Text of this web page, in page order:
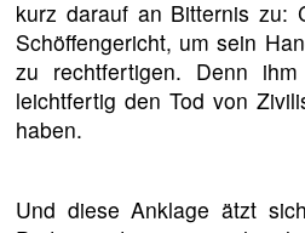
kurz darauf an Bitternis zu:
Schöffengericht, um sein
zu rechtfertigen. Denn
leichtfertig den Tod von
haben.
Und diese Anklage ätzt